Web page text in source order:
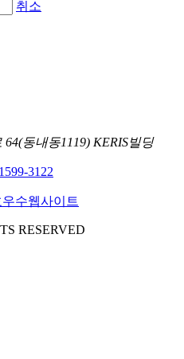
취소
동내동1119) KERIS빌딩
1599-3122
RESERVED